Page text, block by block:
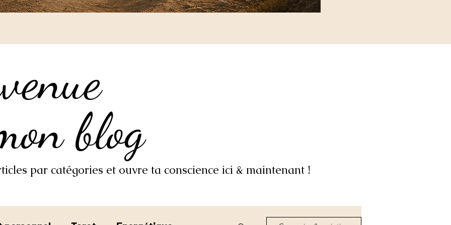
blog
blog
par catégories et ouvre ta conscience ici & maintenant !